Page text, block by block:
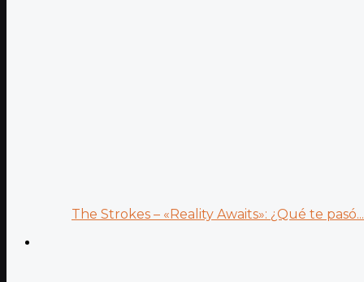
The Strokes – «Reality Awaits»: ¿Qué te pasó...